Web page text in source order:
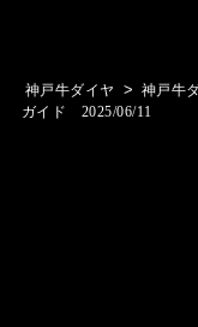
神戸牛ダイヤ > 神戸牛
ガイド 2025/06/11